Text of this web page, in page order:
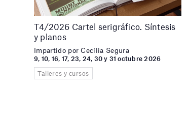
T4/2026 Cartel serigráfico. Síntesis
y planos
Impartido por Cecília Segura
9, 10, 16, 17, 23, 24, 30 y 31 octubre 2026
Talleres y cursos